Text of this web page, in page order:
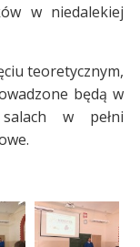
w niedalekiej
teoretycznym,
będą w
w pełni